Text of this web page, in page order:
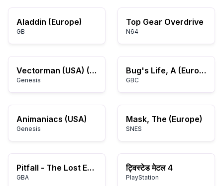
Aladdin (Europe)
GB
Top Gear Overdrive
N64
Vectorman (USA) (Beta)
Genesis
Bug's Life, A (Europe)
GBC
Animaniacs (USA)
Genesis
Mask, The (Europe)
SNES
Pitfall - The Lost Expedition (E)(Menace)
GBA
ट्विस्टेड मेटल 4
PlayStation